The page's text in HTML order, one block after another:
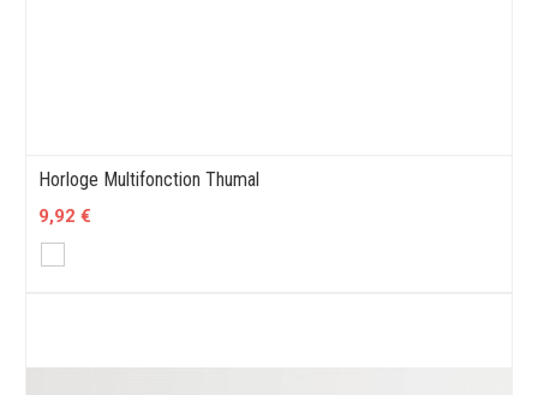
Horloge Multifonction Thumal
9,92 €